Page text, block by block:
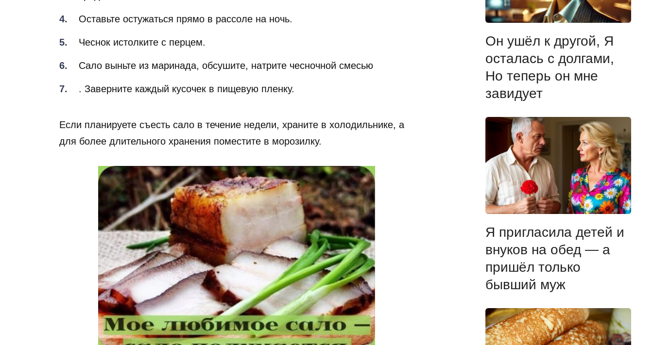
Оставьте остужаться прямо в рассоле на ночь.
Чеснок истолките с перцем.
Сало выньте из маринада, обсушите, натрите чесночной смесью
. Заверните каждый кусочек в пищевую пленку.
Если планируете съесть сало в течение недели, храните в холодильнике, а
для более длительного хранения поместите в морозилку.
Он ушёл к другой, Я
осталась с долгами,
Но теперь он мне
завидует
Я пригласила детей и
внуков на обед — а
пришёл только
бывший муж